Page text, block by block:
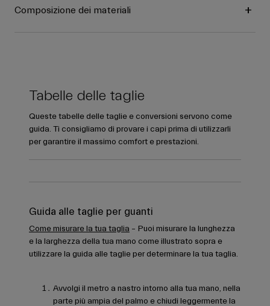
Composizione dei materiali
Tabelle delle taglie
Queste tabelle delle taglie e conversioni servono come
guida. Ti consigliamo di provare i capi prima di utilizzarli
per garantire il massimo comfort e prestazioni.
Guida alle taglie per guanti
Come misurare la tua taglia – Puoi misurare la lunghezza
e la larghezza della tua mano come illustrato sopra e
utilizzare la guida alle taglie per determinare la tua taglia.
Avvolgi il metro a nastro intorno alla tua mano, nella
parte più ampia del palmo e chiudi leggermente la